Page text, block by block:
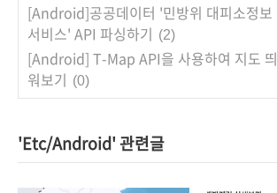
[Android]공공데이터 '민방위 대피소정보
서비스' API 파싱하기 (2)
[Android] T-Map API을 사용하여 지도 띄
워보기 (0)
'Etc/Android' 관련글